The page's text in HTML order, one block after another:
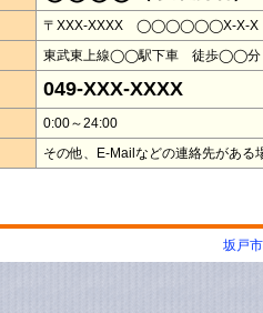
〒XXX-XXXX ◯◯◯◯◯◯X-X-X
東武東上線◯◯駅下車 徒歩◯◯分
049-XXX-XXXX
0:00～24:00
その他、E-Mailなどの連絡先がある
坂戸